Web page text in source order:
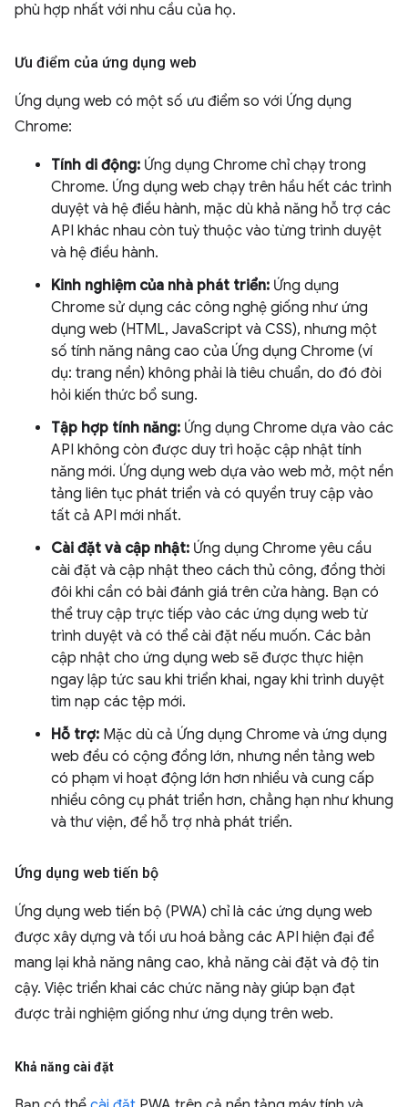
phù hợp nhất với nhu cầu của họ.
Ưu điểm của ứng dụng web
Ứng dụng web có một số ưu điểm so với Ứng dụng
Chrome:
Tính di động: Ứng dụng Chrome chỉ chạy trong
Chrome. Ứng dụng web chạy trên hầu hết các trình
duyệt và hệ điều hành, mặc dù khả năng hỗ trợ các
API khác nhau còn tuỳ thuộc vào từng trình duyệt
và hệ điều hành.
Kinh nghiệm của nhà phát triển: Ứng dụng
Chrome sử dụng các công nghệ giống như ứng
dụng web (HTML, JavaScript và CSS), nhưng một
số tính năng nâng cao của Ứng dụng Chrome (ví
dụ: trang nền) không phải là tiêu chuẩn, do đó đòi
hỏi kiến thức bổ sung.
Tập hợp tính năng: Ứng dụng Chrome dựa vào các
API không còn được duy trì hoặc cập nhật tính
năng mới. Ứng dụng web dựa vào web mở, một nền
tảng liên tục phát triển và có quyền truy cập vào
tất cả API mới nhất.
Cài đặt và cập nhật: Ứng dụng Chrome yêu cầu
cài đặt và cập nhật theo cách thủ công, đồng thời
đôi khi cần có bài đánh giá trên cửa hàng. Bạn có
thể truy cập trực tiếp vào các ứng dụng web từ
trình duyệt và có thể cài đặt nếu muốn. Các bản
cập nhật cho ứng dụng web sẽ được thực hiện
ngay lập tức sau khi triển khai, ngay khi trình duyệt
tìm nạp các tệp mới.
Hỗ trợ: Mặc dù cả Ứng dụng Chrome và ứng dụng
web đều có cộng đồng lớn, nhưng nền tảng web
có phạm vi hoạt động lớn hơn nhiều và cung cấp
nhiều công cụ phát triển hơn, chẳng hạn như khung
và thư viện, để hỗ trợ nhà phát triển.
Ứng dụng web tiến bộ
Ứng dụng web tiến bộ (PWA) chỉ là các ứng dụng web
được xây dựng và tối ưu hoá bằng các API hiện đại để
mang lại khả năng nâng cao, khả năng cài đặt và độ tin
cậy. Việc triển khai các chức năng này giúp bạn đạt
được trải nghiệm giống như ứng dụng trên web.
Khả năng cài đặt